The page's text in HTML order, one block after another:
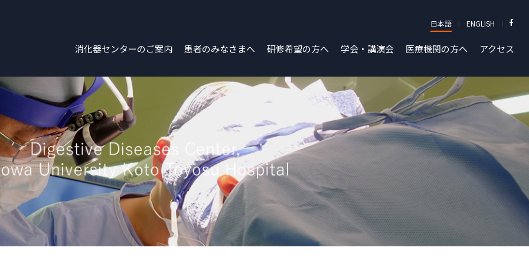
日本語 ENGLISH
消化器センターのご案内 患者のみなさまへ 研修希望の方へ 学会・講演会 医療機関の方へ アクセス